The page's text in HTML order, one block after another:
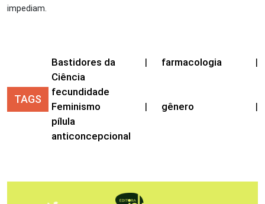
impediam.
TAGS
Bastidores da
Ciência
| farmacologia |
fecundidade
Feminismo
| gênero
|
pílula
anticoncepcional